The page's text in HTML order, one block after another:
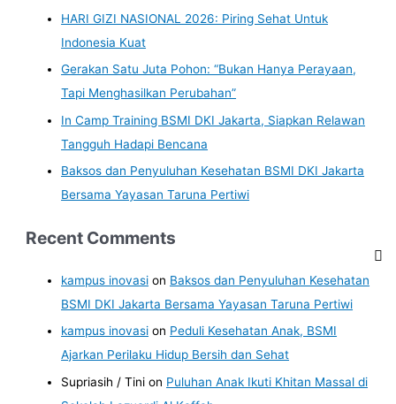
HARI GIZI NASIONAL 2026: Piring Sehat Untuk
Indonesia Kuat
Gerakan Satu Juta Pohon: “Bukan Hanya Perayaan,
Tapi Menghasilkan Perubahan”
In Camp Training BSMI DKI Jakarta, Siapkan Relawan
Tangguh Hadapi Bencana
Baksos dan Penyuluhan Kesehatan BSMI DKI Jakarta
Bersama Yayasan Taruna Pertiwi
Recent Comments
kampus inovasi on Baksos dan Penyuluhan Kesehatan
BSMI DKI Jakarta Bersama Yayasan Taruna Pertiwi
kampus inovasi on Peduli Kesehatan Anak, BSMI
Ajarkan Perilaku Hidup Bersih dan Sehat
Supriasih / Tini on Puluhan Anak Ikuti Khitan Massal di